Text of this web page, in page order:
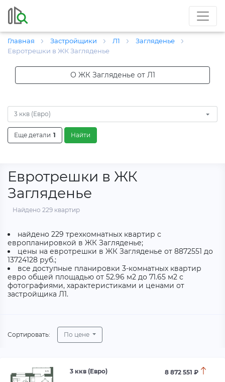
Главная Застройщики Л1
Загляденье
Евротрешки в ЖК Загляденье
О ЖК Загляденье от Л1
3 ккв (Евро)
Еще детали 1 Найти
Евротрешки в ЖК
Загляденье
Найдено 229 квартир
найдено 229 трехкомнатных квартир с
европланировкой в ЖК Загляденье;
цены на евротрешки в ЖК Загляденье от 8872551 до
13724128 руб.;
все доступные планировки 3-комнатных квартир
евро общей площадью от 52.96 м2 до 71.65 м2 с
фотографиями, характеристиками и ценами от
застройщика Л1.
Сортировать: По цене
3 ккв (Евро) 8 872 551 ₽